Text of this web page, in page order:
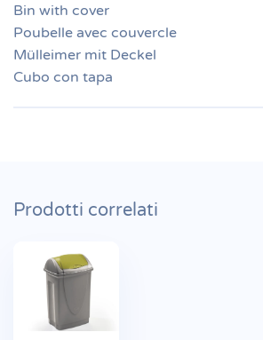
Bin with cover
Poubelle avec couvercle
Mülleimer mit Deckel
Cubo con tapa
Prodotti correlati